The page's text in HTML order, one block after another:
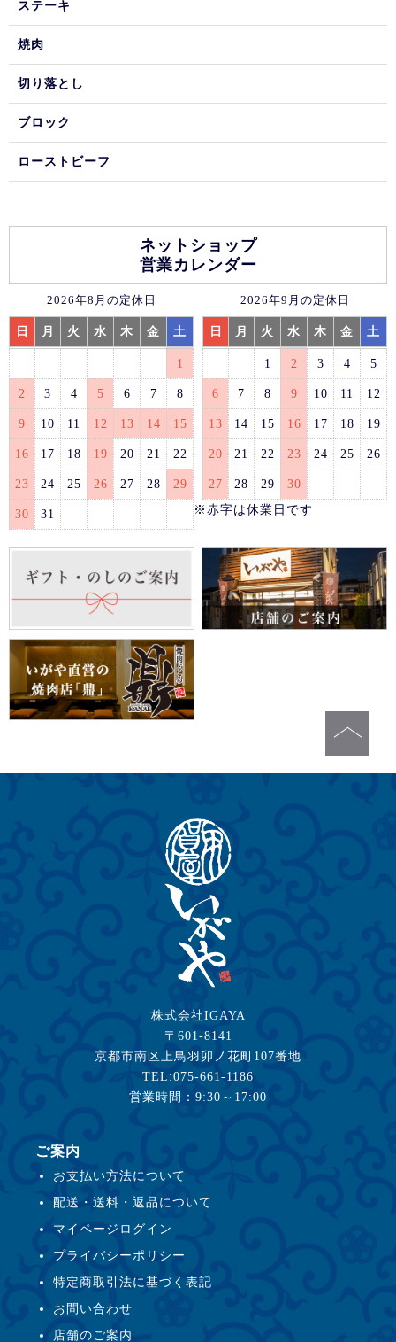
ステーキ
焼肉
切り落とし
ブロック
ローストビーフ
ネットショップ
営業カレンダー
2026年8月の定休日
日 月 火 水 木 金 土
1
2 3 4 5 6 7 8
9 10 11 12 13 14 15
16 17 18 19 20 21 22
23 24 25 26 27 28 29
30 31
2026年9月の定休日
日 月 火 水 木 金 土
1 2 3 4 5
6 7 8 9 10 11 12
13 14 15 16 17 18 19
20 21 22 23 24 25 26
27 28 29
30
※赤字は休業日です
株式会社IGAYA
〒601-8141
京都市南区上鳥羽卯ノ花町107番地
TEL:075-661-1186
営業時間：9:30～17:00
ご案内
お支払い方法について
配送・送料・返品について
マイページログイン
プライバシーポリシー
特定商取引法に基づく表記
お問い合わせ
店舗のご案内